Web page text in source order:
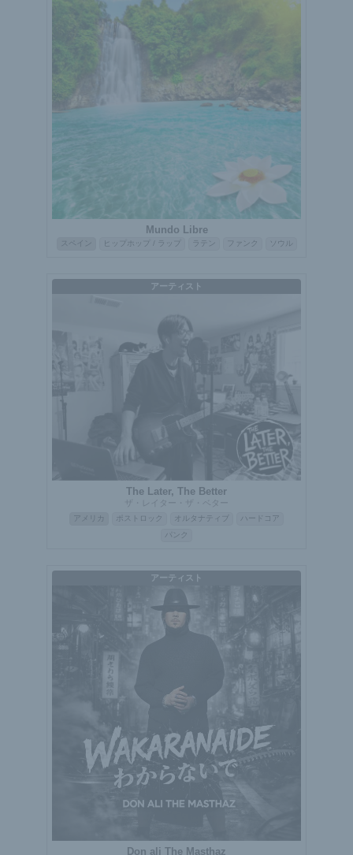
Mundo Libre
スペイン ヒップホップ / ラップ ラテン ファンク ソウル
アーティスト
The Later, The Better
ザ・レイター・ザ・ベター
アメリカ ポストロック オルタナティブ
ハードコア
パンク
アーティスト
Don ali The Masthaz